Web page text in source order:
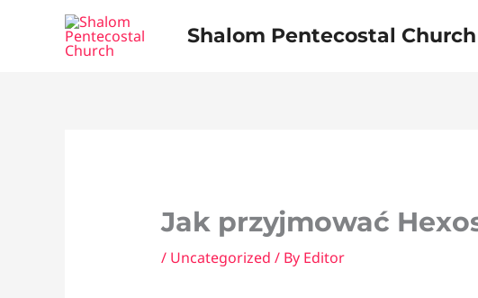
Shalom Pentecostal Church
Jak przyjmować
/ Uncategorized / By Editor